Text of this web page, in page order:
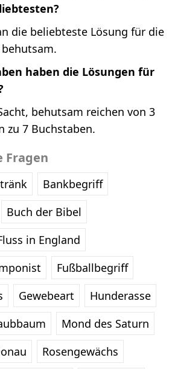
die beliebteste Lösung für die
haben die Lösungen für
behutsam reichen von 3
zu 7 Buchstaben.
Fragen
Bankbegriff
Buch der Bibel
in England
Fußballbegriff
Gewebeart
Hunderasse
Mond des Saturn
Rosengewächs